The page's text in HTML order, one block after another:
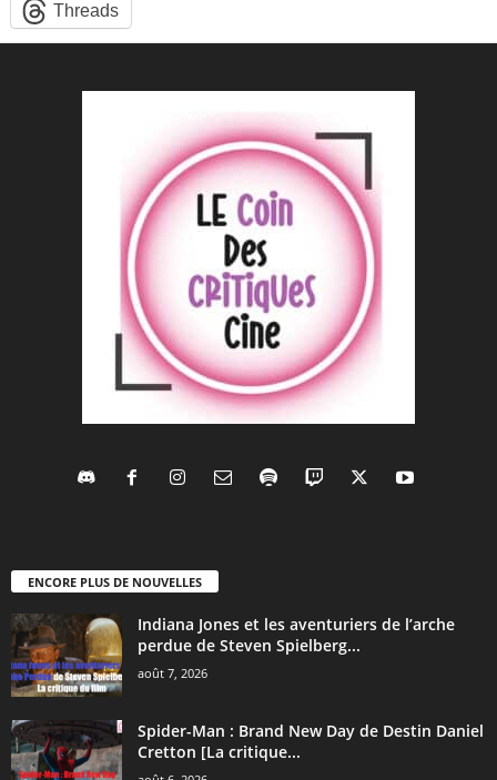
Threads
ENCORE PLUS DE NOUVELLES
Indiana Jones et les aventuriers de l’arche
perdue de Steven Spielberg...
août 7, 2026
Spider-Man : Brand New Day de Destin Daniel
Cretton [La critique...